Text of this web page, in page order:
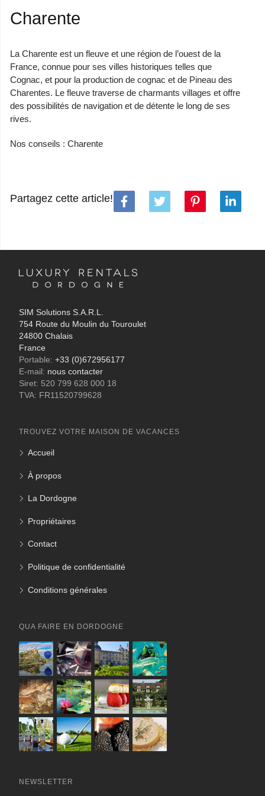
Charente
La Charente est un fleuve et une région de l’ouest de la
France, connue pour ses villes historiques telles que
Cognac, et pour la production de cognac et de Pineau des
Charentes. Le fleuve traverse de charmants villages et offre
des possibilités de navigation et de détente le long de ses
rives.
Nos conseils : Charente
Partagez cette article!
SIM Solutions S.A.R.L.
754 Route du Moulin du Touroulet
24800 Chalais
France
Portable: +33 (0)672956177
E-mail: nous contacter
Siret: 520 799 628 000 18
TVA: FR11520799628
TROUVEZ VOTRE MAISON DE VACANCES
Accueil
À propos
La Dordogne
Propriétaires
Contact
Politique de confidentialité
Conditions générales
QUA FAIRE EN DORDOGNE
NEWSLETTER